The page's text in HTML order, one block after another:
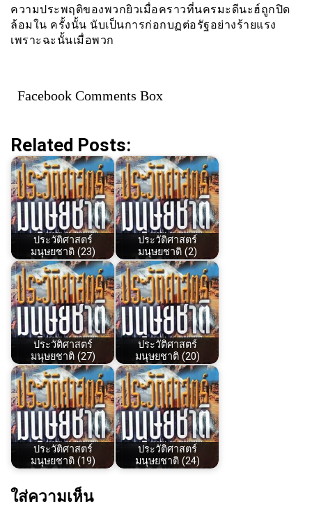
ความประพฤติของพวกยิวเมื่อคราวที่นครมะดีนะฮ์ถูกปิด
ล้อมใน ครั้งนั้น นับเป็นการก่อกบฏต่อรัฐอย่างร้ายแรง
เพราะฉะนั้นเมื่อพวก
Facebook Comments Box
Related Posts:
ประวัติศาสตร์
มนุษยชาติ (23)
ประวัติศาสตร์
มนุษยชาติ (2)
ประวัติศาสตร์
มนุษยชาติ (27)
ประวัติศาสตร์
มนุษยชาติ (20)
ประวัติศาสตร์
มนุษยชาติ (19)
ประวัติศาสตร์
มนุษยชาติ (24)
ใส่ความเห็น